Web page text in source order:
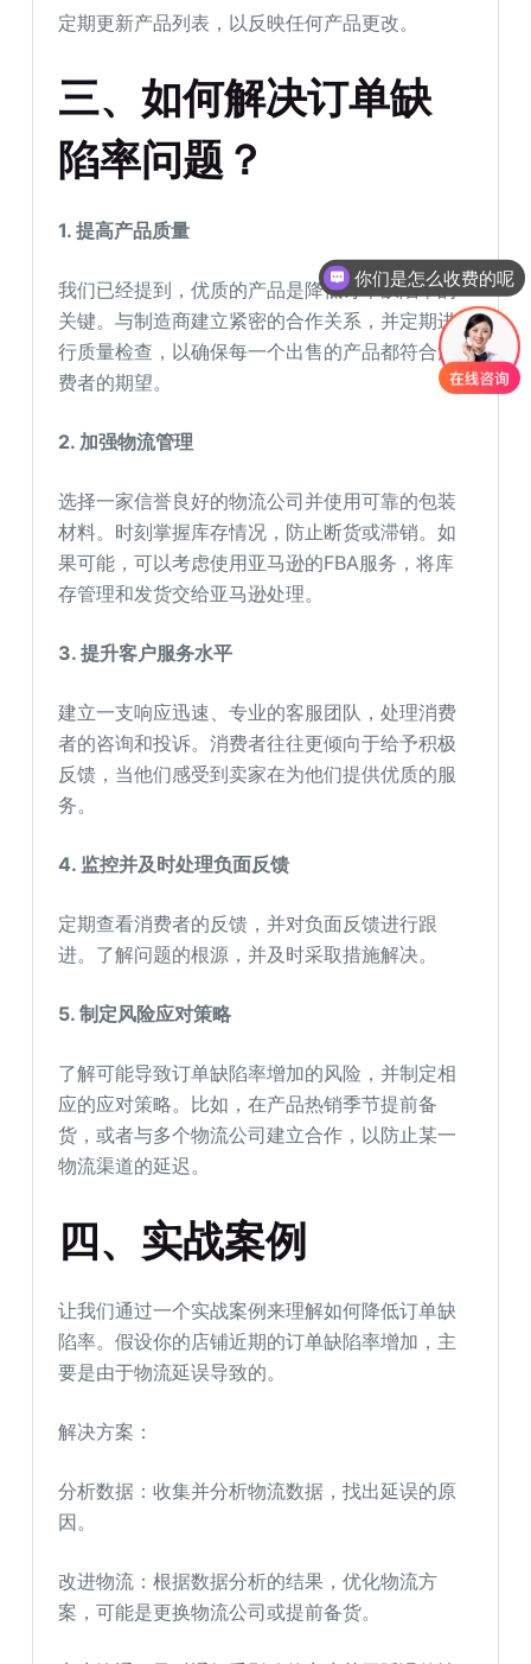
定期更新产品列表，以反映任何产品更改。
三、如何解决订单缺
陷率问题？
1. 提高产品质量
我们已经提到，优质的产品是降低订单缺陷率的
关键。与制造商建立紧密的合作关系，并定期进
行质量检查，以确保每一个出售的产品都符合消
费者的期望。
2. 加强物流管理
选择一家信誉良好的物流公司并使用可靠的包装
材料。时刻掌握库存情况，防止断货或滞销。如
果可能，可以考虑使用亚马逊的FBA服务，将库
存管理和发货交给亚马逊处理。
3. 提升客户服务水平
建立一支响应迅速、专业的客服团队，处理消费
者的咨询和投诉。消费者往往更倾向于给予积极
反馈，当他们感受到卖家在为他们提供优质的服
务。
4. 监控并及时处理负面反馈
定期查看消费者的反馈，并对负面反馈进行跟
进。了解问题的根源，并及时采取措施解决。
5. 制定风险应对策略
了解可能导致订单缺陷率增加的风险，并制定相
应的应对策略。比如，在产品热销季节提前备
货，或者与多个物流公司建立合作，以防止某一
物流渠道的延迟。
四、实战案例
让我们通过一个实战案例来理解如何降低订单缺
陷率。假设你的店铺近期的订单缺陷率增加，主
要是由于物流延误导致的。
解决方案：
分析数据：收集并分析物流数据，找出延误的原
因。
改进物流：根据数据分析的结果，优化物流方
案，可能是更换物流公司或提前备货。
你们是怎么收费的呢